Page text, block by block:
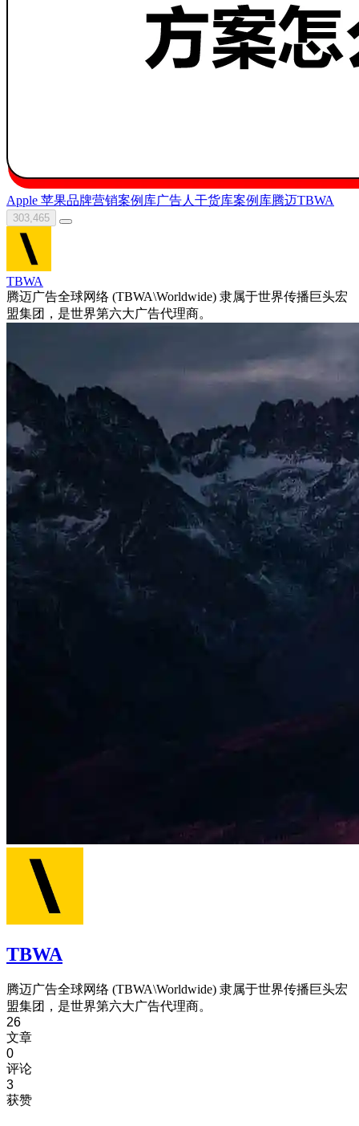
Apple 苹果品牌营销案例库广告人干货库案例库腾迈TBWA
303,465
TBWA
腾迈广告全球网络 (TBWA\Worldwide) 隶属于世界传播巨头宏
盟集团，是世界第六大广告代理商。
TBWA
腾迈广告全球网络 (TBWA\Worldwide) 隶属于世界传播巨头宏
盟集团，是世界第六大广告代理商。
26
文章
0
评论
3
获赞